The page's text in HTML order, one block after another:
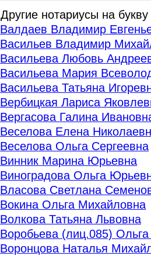
Другие нотариусы на букву
Валдаев Владимир
Васильев Владимир
Васильева Любовь
Васильева Мария
Васильева Татьяна
Вербицкая Лариса
Вергасова Галина
Веселова Елена
Веселова Ольга Сергеевна
Винник Марина Юрьевна
Виноградова Ольга
Власова Светлана
Вокина Ольга Михайловна
Волкова Татьяна Львовна
Воробьева (лиц.085)
Воронцова Наталья